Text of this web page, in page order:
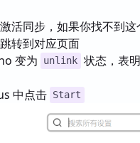
活同步，如果你找不到这
转到对应页面
变为 unlink 状态，表
中点击 Start